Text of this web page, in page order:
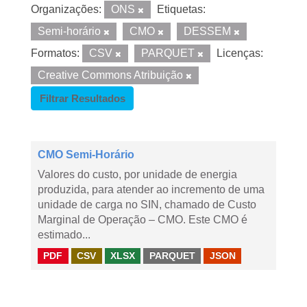
Organizações: ONS
Etiquetas:
Semi-horário
CMO
DESSEM
Formatos:
CSV PARQUET
Licenças:
Creative Commons Atribuição
Filtrar Resultados
CMO Semi-Horário
Valores do custo, por unidade de energia
produzida, para atender ao incremento de uma
unidade de carga no SIN, chamado de Custo
Marginal de Operação – CMO. Este CMO é
estimado...
PDF CSV XLSX PARQUET JSON